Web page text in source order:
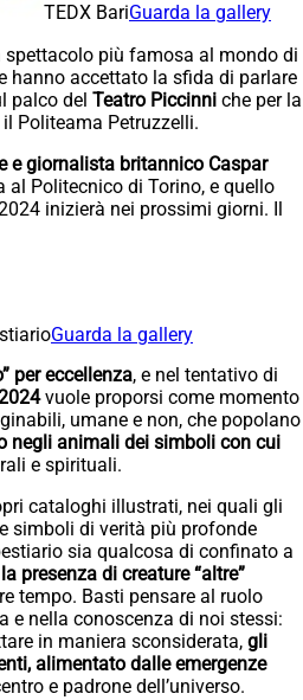
TEDX BariGuarda la gallery
più famosa al mondo di
hanno accettato la sfida di parlare
palco del Teatro Piccinni che per la
Politeama Petruzzelli.
e giornalista britannico Caspar
Politecnico di Torino, e quello
inizierà nei prossimi giorni. Il
Guarda la gallery
per eccellenza, e nel tentativo di
vuole proporsi come momento
umane e non, che popolano
negli animali dei simboli con cui
e spirituali.
cataloghi illustrati, nei quali gli
simboli di verità più profonde
sia qualcosa di confinato a
la presenza di creature “altre”
tempo. Basti pensare al ruolo
e nella conoscenza di noi stessi:
in maniera sconsiderata, gli
alimentato dalle emergenze
e padrone dell’universo.